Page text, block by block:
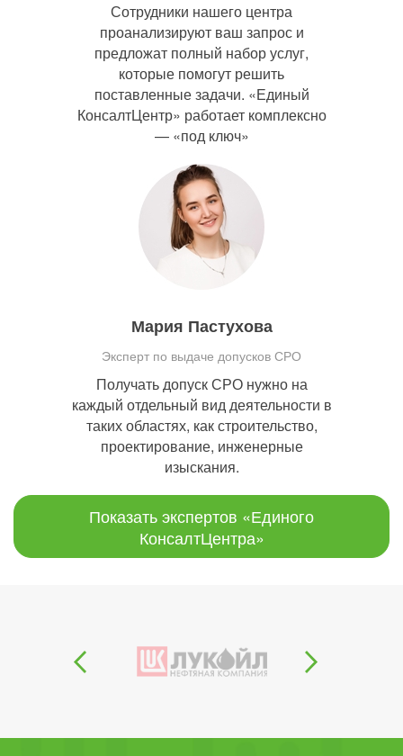
Сотрудники нашего центра
проанализируют ваш запрос и
предложат полный набор услуг,
которые помогут решить
поставленные задачи. «Единый
КонсалтЦентр» работает комплексно
— «под ключ»
Мария Пастухова
Эксперт по выдаче допусков СРО
Получать допуск СРО нужно на
каждый отдельный вид деятельности в
таких областях, как строительство,
проектирование, инженерные
изыскания.
Показать экспертов «Единого
КонсалтЦентра»